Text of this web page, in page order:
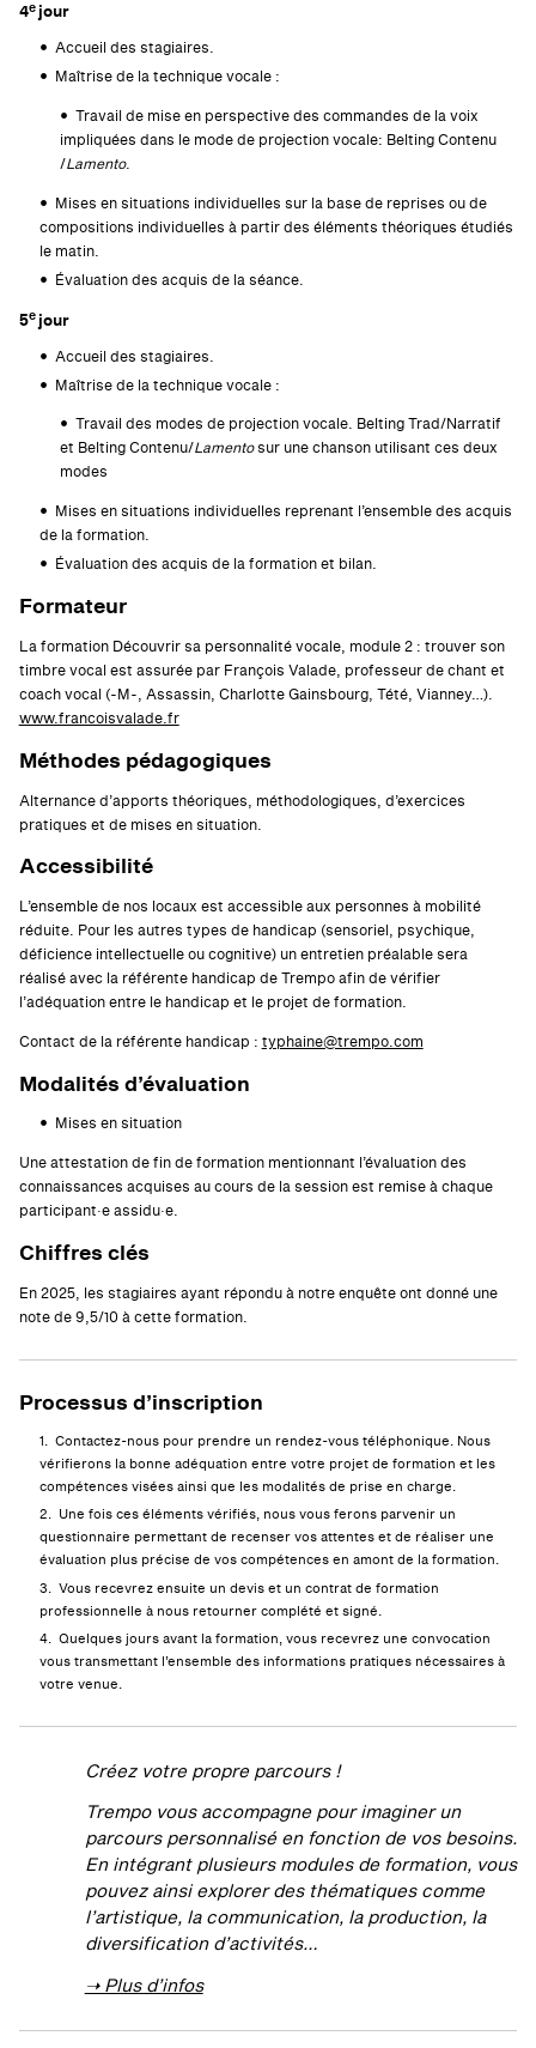
4ejour
Accueil des stagiaires.
Maîtrise de la technique vocale :
Travail de mise en perspective des commandes de la voix
impliquées dans le mode de projection vocale: Belting Contenu
/Lamento.
Mises en situations individuelles sur la base de reprises ou de
compositions individuelles à partir des éléments théoriques étudiés
le matin.
Évaluation des acquis de la séance.
5ejour
Accueil des stagiaires.
Maîtrise de la technique vocale :
Travail des modes de projection vocale. Belting Trad/Narratif
et Belting Contenu/Lamentosur une chanson utilisant ces deux
modes
Mises en situations individuelles reprenant l’ensemble des acquis
de la formation.
Évaluation des acquis de la formation et bilan.
Formateur
La formation Découvrir sa personnalité vocale, module 2 : trouver son
timbre vocal est assurée par François Valade, professeur de chant et
coach vocal (-M-, Assassin, Charlotte Gainsbourg, Tété, Vianney…).
www.francoisvalade.fr
Méthodes pédagogiques
Alternance d’apports théoriques, méthodologiques, d’exercices
pratiques et de mises en situation.
Accessibilité
L’ensemble de nos locaux est accessible aux personnes à mobilité
réduite. Pour les autres types de handicap (sensoriel, psychique,
déficience intellectuelle ou cognitive) un entretien préalable sera
réalisé avec la référente handicap de Trempo afin de vérifier
l’adéquation entre le handicap et le projet de formation.
Contact de la référente handicap : typhaine@trempo.com
Modalités d’évaluation
Mises en situation
Une attestation de fin de formation mentionnant l’évaluation des
connaissances acquises au cours de la session est remise à chaque
participant·e assidu·e.
Chiffres clés
En 2025, les stagiaires ayant répondu à notre enquête ont donné une
note de 9,5/10 à cette formation.
Processus d’inscription
Contactez-nous pour prendre un rendez-vous téléphonique. Nous
vérifierons la bonne adéquation entre votre projet de formation et les
compétences visées ainsi que les modalités de prise en charge.
Une fois ces éléments vérifiés, nous vous ferons parvenir un
questionnaire permettant de recenser vos attentes et de réaliser une
évaluation plus précise de vos compétences en amont de la formation.
Vous recevrez ensuite un devis et un contrat de formation
professionnelle à nous retourner complété et signé.
Quelques jours avant la formation, vous recevrez une convocation
vous transmettant l’ensemble des informations pratiques nécessaires à
votre venue.
Créez votre propre parcours !
Trempo vous accompagne pour imaginer un
parcours personnalisé en fonction de vos besoins.
En intégrant plusieurs modules de formation, vous
pouvez ainsi explorer des thématiques comme
l’artistique, la communication, la production, la
diversification d’activités…
➝ Plus d’infos